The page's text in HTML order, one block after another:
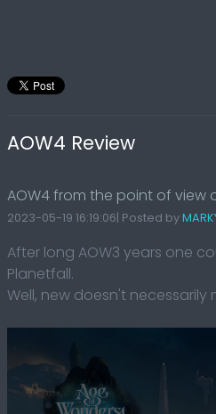
AOW4 Review
AOW4 from the point of view
2023-05-19 16:19:06| Posted by
After long AOW3 years one
Planetfall.
Well, new doesn't